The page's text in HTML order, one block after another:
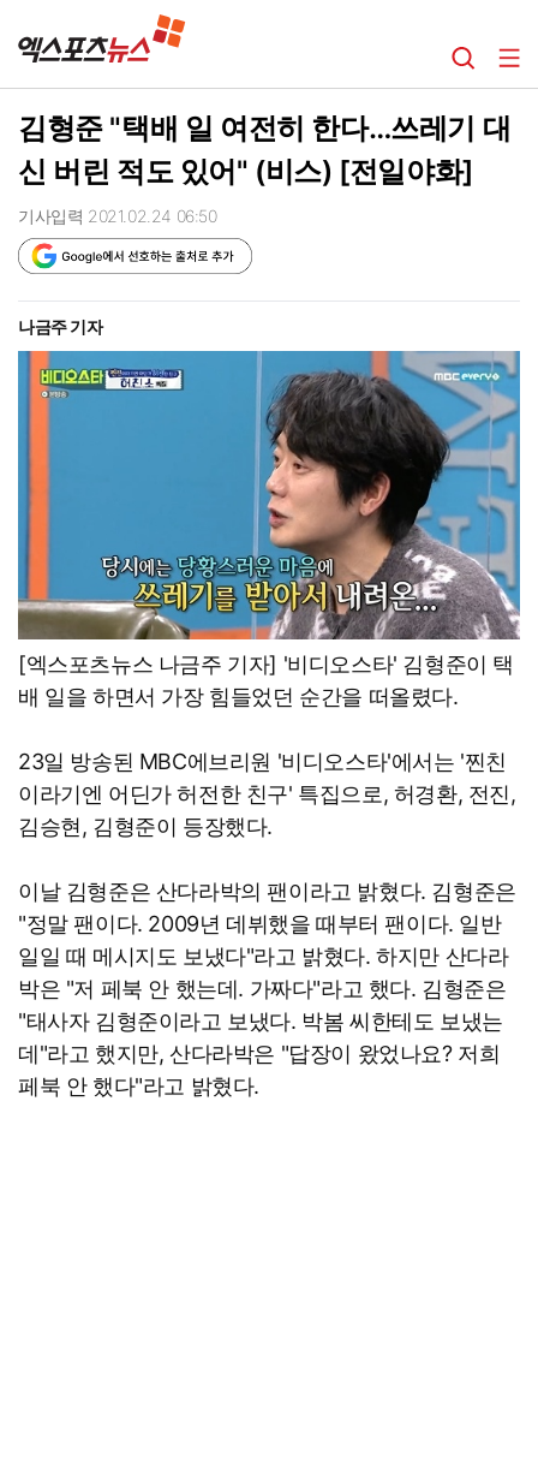
김형준 "택배 일 여전히 한다…쓰레기 대
신 버린 적도 있어" (비스) [전일야화]
기사입력 2021.02.24 06:50
나금주 기자
[엑스포츠뉴스 나금주 기자] '비디오스타' 김형준이 택
배 일을 하면서 가장 힘들었던 순간을 떠올렸다.
23일 방송된 MBC에브리원 '비디오스타'에서는 '찐친
이라기엔 어딘가 허전한 친구' 특집으로, 허경환, 전진,
김승현, 김형준이 등장했다.
이날 김형준은 산다라박의 팬이라고 밝혔다. 김형준은
"정말 팬이다. 2009년 데뷔했을 때부터 팬이다. 일반
일일 때 메시지도 보냈다"라고 밝혔다. 하지만 산다라
박은 "저 페북 안 했는데. 가짜다"라고 했다. 김형준은
"태사자 김형준이라고 보냈다. 박봄 씨한테도 보냈는
데"라고 했지만, 산다라박은 "답장이 왔었나요? 저희
페북 안 했다"라고 밝혔다.